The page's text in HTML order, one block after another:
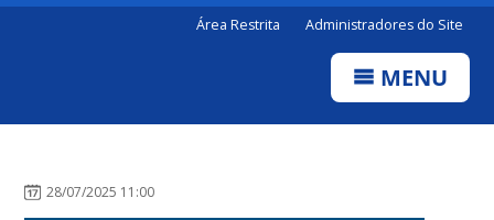
Área Restrita Administradores do Site
MENU
28/07/2025 11:00